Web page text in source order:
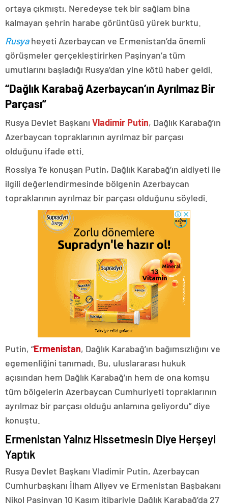
ortaya çıkmıştı. Neredeyse tek bir sağlam bina
kalmayan şehrin harabe görüntüsü yürek burktu.
Rusyaheyeti Azerbaycan ve Ermenistan’da önemli
görüşmeler gerçekleştirirken Paşinyan’a tüm
umutlarını başladığı Rusya’dan yine kötü haber geldi.
“Dağlık Karabağ Azerbaycan’ın Ayrılmaz Bir
Parçası”
Rusya Devlet Başkanı Vladimir Putin, Dağlık Karabağ’ın
Azerbaycan topraklarının ayrılmaz bir parçası
olduğunu ifade etti.
Rossiya 1’e konuşan Putin, Dağlık Karabağ’ın aidiyeti ile
ilgili değerlendirmesinde bölgenin Azerbaycan
topraklarının ayrılmaz bir parçası olduğunu söyledi.
Putin, “Ermenistan, Dağlık Karabağ’ın bağımsızlığını ve
egemenliğini tanımadı. Bu, uluslararası hukuk
açısından hem Dağlık Karabağ’ın hem de ona komşu
tüm bölgelerin Azerbaycan Cumhuriyeti topraklarının
ayrılmaz bir parçası olduğu anlamına geliyordu” diye
konuştu.
Ermenistan Yalnız Hissetmesin Diye Herşeyi
Yaptık
Rusya Devlet Başkanı Vladimir Putin, Azerbaycan
Cumhurbaşkanı İlham Aliyev ve Ermenistan Başbakanı
Nikol Paşinyan 10 Kasım itibariyle Dağlık Karabağ’da 27